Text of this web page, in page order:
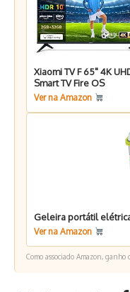
Xiaomi TV F 65" 4K
Smart TV Fire OS
Ver na Amazon
Geleira portátil
Ver na Amazon
Como associado Amazon, ganho